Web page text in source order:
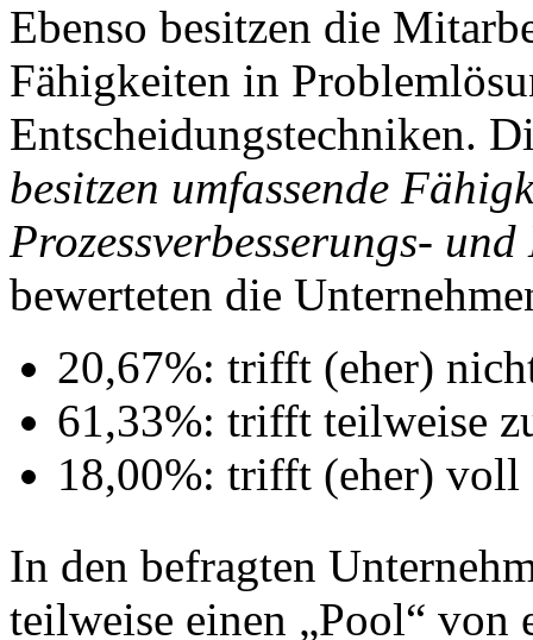
Ebenso besitzen die
Fähigkeiten in
Entscheidungstechniken.
besitzen umfassende
Prozessverbesserungs-
bewerteten die
20,67%: trifft (eher)
61,33%: trifft teilweise
18,00%: trifft (eher) voll
In den befragten
teilweise einen „Pool“ von